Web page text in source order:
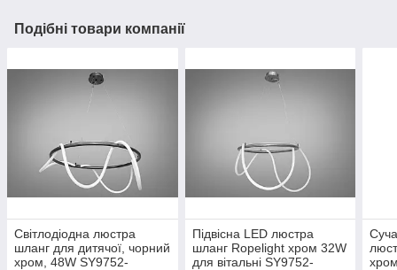
Подібні товари компанії
Світлодіодна люстра
шланг для дитячої, чорний
хром, 48W SY9752-
Підвісна LED люстра
шланг Ropelight хром 32W
для вітальні SY9752-